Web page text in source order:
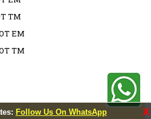
Follow Us On WhatsApp X
TM
EM
TM